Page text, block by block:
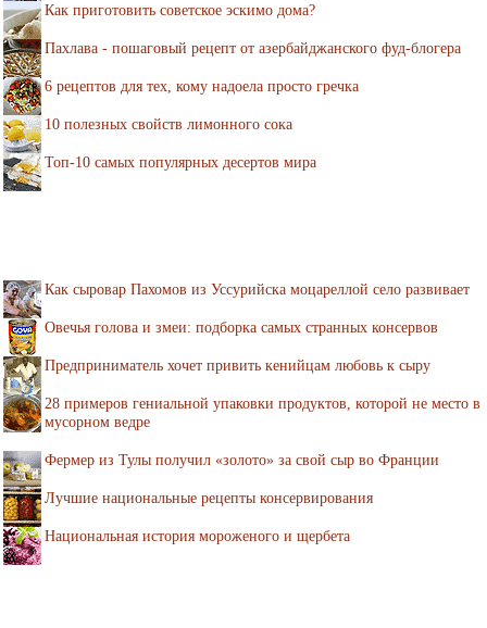
Как приготовить советское эскимо дома?
Пахлава - пошаговый рецепт от азербайджанского фуд-блогера
6 рецептов для тех, кому надоела просто гречка
10 полезных свойств лимонного сока
Топ-10 самых популярных десертов мира
Как сыровар Пахомов из Уссурийска моцареллой село развивает
Овечья голова и змеи: подборка самых странных консервов
Предприниматель хочет привить кенийцам любовь к сыру
28 примеров гениальной упаковки продуктов, которой не место в
мусорном ведре
Фермер из Тулы получил «золото» за свой сыр во Франции
Лучшие национальные рецепты консервирования
Национальная история мороженого и щербета